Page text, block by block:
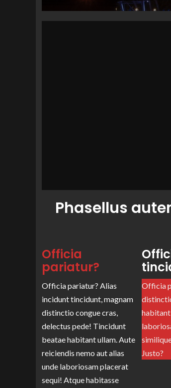
Phasellus
Officia
pariatur?
Officia pariatur? Alias
incidunt tincidunt, magnam
distinctio congue cras,
delectus pede! Tincidunt
beatae habitant ullam. Aute
reiciendis nemo aut alias
unde laboriosam placerat
sequi! Atque habitasse
Officia
habitant
Justo?